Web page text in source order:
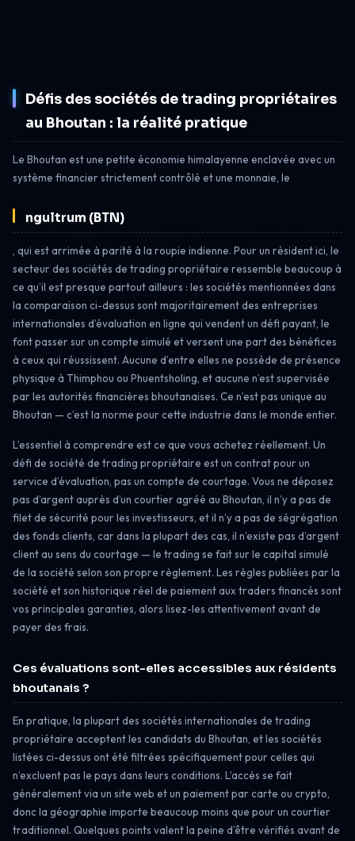
Défis des sociétés de trading propriétaires
au Bhoutan : la réalité pratique
Le Bhoutan est une petite économie himalayenne enclavée avec un
système financier strictement contrôlé et une monnaie, le
ngultrum (BTN)
, qui est arrimée à parité à la roupie indienne. Pour un résident ici, le
secteur des sociétés de trading propriétaire ressemble beaucoup à
ce qu’il est presque partout ailleurs : les sociétés mentionnées dans
la comparaison ci-dessus sont majoritairement des entreprises
internationales d’évaluation en ligne qui vendent un défi payant, le
font passer sur un compte simulé et versent une part des bénéfices
à ceux qui réussissent. Aucune d’entre elles ne possède de présence
physique à Thimphou ou Phuentsholing, et aucune n’est supervisée
par les autorités financières bhoutanaises. Ce n’est pas unique au
Bhoutan — c’est la norme pour cette industrie dans le monde entier.
L’essentiel à comprendre est ce que vous achetez réellement. Un
défi de société de trading propriétaire est un contrat pour un
service d’évaluation, pas un compte de courtage. Vous ne déposez
pas d’argent auprès d’un courtier agréé au Bhoutan, il n’y a pas de
filet de sécurité pour les investisseurs, et il n’y a pas de ségrégation
des fonds clients, car dans la plupart des cas, il n’existe pas d’argent
client au sens du courtage — le trading se fait sur le capital simulé
de la société selon son propre règlement. Les règles publiées par la
société et son historique réel de paiement aux traders financés sont
vos principales garanties, alors lisez-les attentivement avant de
payer des frais.
Ces évaluations sont-elles accessibles aux résidents
bhoutanais ?
En pratique, la plupart des sociétés internationales de trading
propriétaire acceptent les candidats du Bhoutan, et les sociétés
listées ci-dessus ont été filtrées spécifiquement pour celles qui
n’excluent pas le pays dans leurs conditions. L’accès se fait
généralement via un site web et un paiement par carte ou crypto,
donc la géographie importe beaucoup moins que pour un courtier
traditionnel. Quelques points valent la peine d’être vérifiés avant de